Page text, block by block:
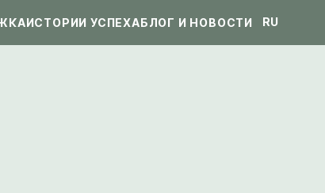
ИСТОРИИ УСПЕХАБЛОГ И НОВОСТИ RU